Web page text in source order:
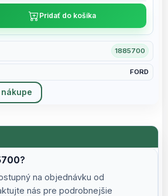
1885700
FORD
Pridať do košíka
?
na objednávku od
nás pre podrobnejšie